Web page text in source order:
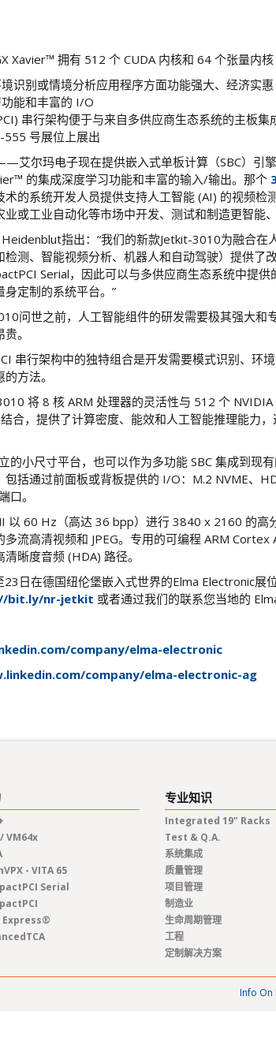
Xavier™ 拥有 512 个 CUDA 内核和 64 个张量内核
识别或情境分析应用程序方面功能强大、经济实惠
能和丰富的 I/O
串行架构便于与来自多供应商生态系统的主板集
号展位上展出
艾尔玛电子现在提供嵌入式单板计算（SBC）引
的集成深度学习功能和丰富的输入/输出。那个
的系统开发人员提供支持人工智能 (AI) 的视频检
或工业自动化等市场中开发、测试和制造更智能
指出：“我们的新款Jetkit-3010为融合在
测、智能视频分析、机器人和自动驾驶）提供了
Serial，因此可以与多供应商生态系统中提供
定制的系统平台。”
问世之前，人工智能组件的研发需要极其强大和
。
串行架构中的独特组合是开发需要模式识别、环
方法。
将 8 核 ARM 处理器的灵活性与 512 个
合，提供了计算密度、能效和人工智能推理能力
小尺寸平台，也可以作为多功能 SBC 集成到现有
包括通过前面板或背板提供的 I/O：M.2 NVME、
口。
以 60 Hz（高达 36 bpp）进行 3840 x 2160 的高
流高清视频和 JPEG。专用的可编程 ARM Cortex
晰度音频 (HDA) 路径。
日在德国纽伦堡嵌入式世界的Elma Electronic展
bit.ly/nr-jetkit 或者通过我们的联系您当地的
company/elma-electronic
company/elma-electronic-ag
VM64x
- VITA 65
Serial
Express®
专业知识
Integrated 19" Racks
Test & Q.A.
系统集成
质量管理
项目管理
制造业
生命周期管理
工程
定制解决方案
Info On